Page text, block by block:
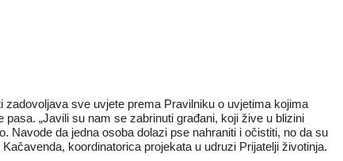
zadovoljava sve uvjete prema Pravilniku o uvjetima kojima
„Javili su nam se zabrinuti građani, koji žive u blizini
Navode da jedna osoba dolazi pse nahraniti i očistiti, no da su
koordinatorica projekata u udruzi Prijatelji životinja.